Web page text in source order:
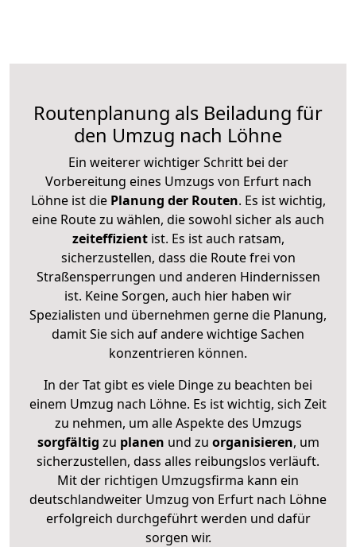
Routenplanung als Beiladung für
den Umzug nach Löhne
Ein weiterer wichtiger Schritt bei der
Vorbereitung eines Umzugs von Erfurt nach
Löhne ist diePlanung der Routen. Es ist wichtig,
eine Route zu wählen, die sowohl sicher als auch
zeiteffizientist. Es ist auch ratsam,
sicherzustellen, dass die Route frei von
Straßensperrungen und anderen Hindernissen
ist. Keine Sorgen, auch hier haben wir
Spezialisten und übernehmen gerne die Planung,
damit Sie sich auf andere wichtige Sachen
konzentrieren können.
In der Tat gibt es viele Dinge zu beachten bei
einem Umzug nach Löhne. Es ist wichtig, sich Zeit
zu nehmen, um alle Aspekte des Umzugs
sorgfältig zu planen und zu organisieren, um
sicherzustellen, dass alles reibungslos verläuft.
Mit der richtigen Umzugsfirma kann ein
deutschlandweiter Umzug von Erfurt nach Löhne
erfolgreich durchgeführt werden und dafür
sorgen wir.